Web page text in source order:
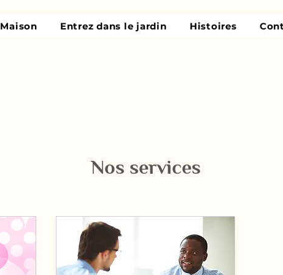
Maison Entrez dans le jardin Histoires
Nos services